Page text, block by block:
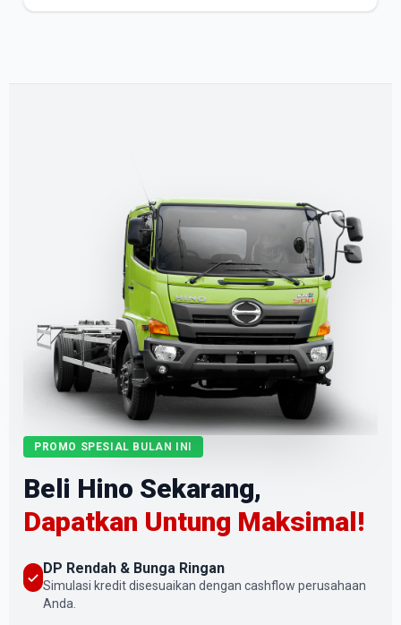
PROMO SPESIAL BULAN INI
Beli Hino Sekarang,
Dapatkan Untung Maksimal!
DP Rendah & Bunga Ringan
Simulasi kredit disesuaikan dengan cashflow perusahaan
Anda.